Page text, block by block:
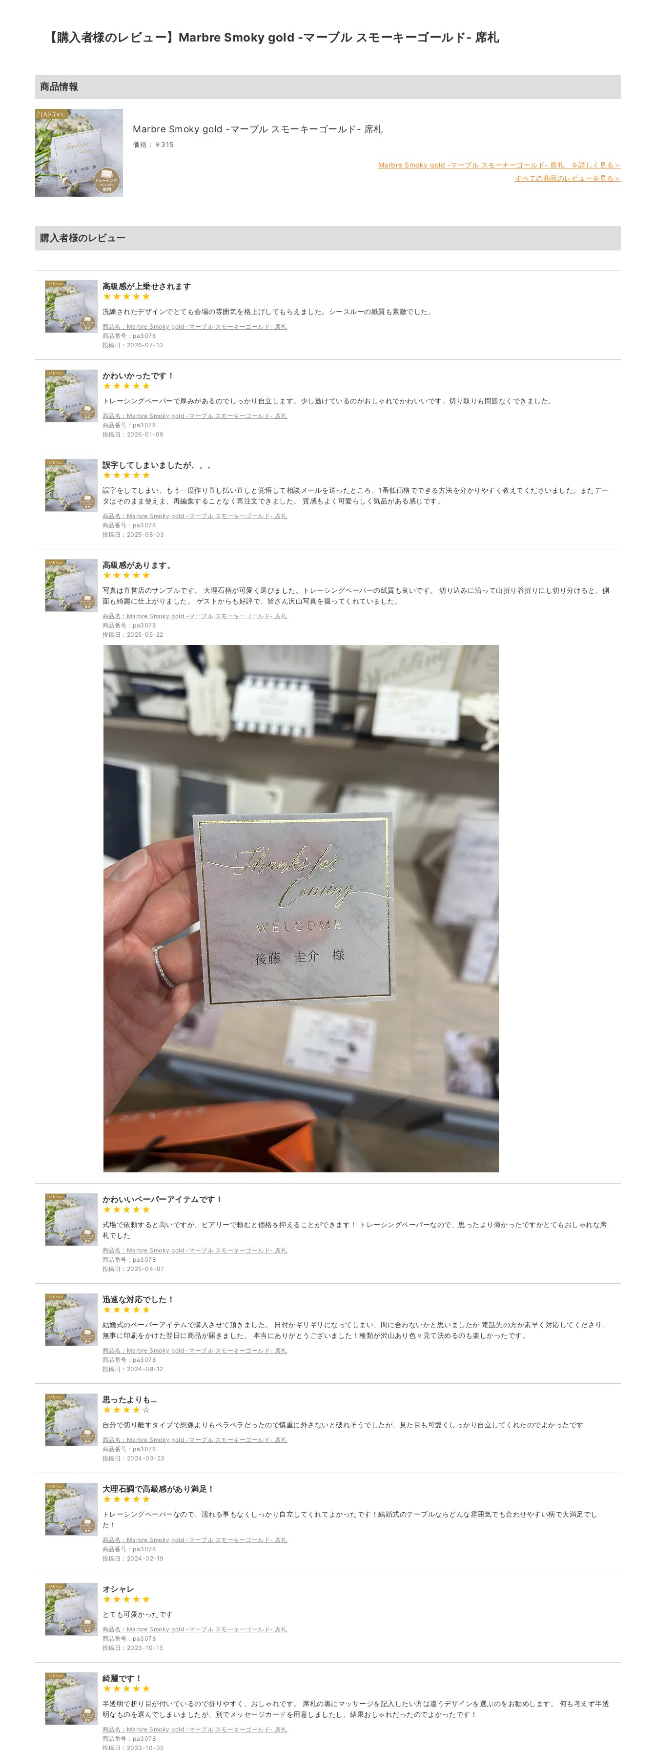
【購入者様のレビュー】 Marbre Smoky gold -マーブル スモーキーゴールド- 席札
商品情報
Marbre Smoky gold -マーブル スモーキーゴールド- 席札
価格：￥315
Marbre Smoky gold -マーブル スモーキーゴールド- 席札 を詳しく見る＞
すべての商品のレビューを見る＞
購入者様のレビュー
高級感が上乗せされます
洗練されたデザインでとても会場の雰囲気を格上げしてもらえました。シースルーの紙質も素敵でした。
商品名：Marbre Smoky gold -マーブル スモーキーゴールド- 席札
商品番号：pa3078
投稿日：2026-07-10
かわいかったです！
トレーシングペーパーで厚みがあるのでしっかり自立します。少し透けているのがおしゃれでかわいいです。切り取りも問題なくできました。
商品名：Marbre Smoky gold -マーブル スモーキーゴールド- 席札
商品番号：pa3078
投稿日：2026-01-09
誤字してしまいましたが、、、
誤字をしてしまい、もう一度作り直し払い直しと覚悟して相談メールを送ったところ、1番低価格でできる方法を分かりやすく教えてくださいました。またデー
タはそのまま使えま、再編集することなく再注文できました。 質感もよく可愛らしく気品がある感じです。
商品名：Marbre Smoky gold -マーブル スモーキーゴールド- 席札
商品番号：pa3078
投稿日：2025-08-03
高級感があります。
写真は直営店のサンプルです。 大理石柄が可愛く選びました。トレーシングペーパーの紙質も良いです。 切り込みに沿って山折り谷折りにし切り分けると、側
面も綺麗に仕上がりました。 ゲストからも好評で、皆さん沢山写真を撮ってくれていました。
商品名：Marbre Smoky gold -マーブル スモーキーゴールド- 席札
商品番号：pa3078
投稿日：2025-05-22
かわいいペーパーアイテムです！
式場で依頼すると高いですが、ピアリーで頼むと価格を抑えることができます！ トレーシングペーパーなので、思ったより薄かったですがとてもおしゃれな席
札でした
商品名：Marbre Smoky gold -マーブル スモーキーゴールド- 席札
商品番号：pa3078
投稿日：2025-04-07
迅速な対応でした！
結婚式のペーパーアイテムで購入させて頂きました。 日付がギリギリになってしまい、間に合わないかと思いましたが 電話先の方が素早く対応してくださり、
無事に印刷をかけた翌日に商品が届きました。 本当にありがとうございました！種類が沢山あり色々見て決めるのも楽しかったです。
商品名：Marbre Smoky gold -マーブル スモーキーゴールド- 席札
商品番号：pa3078
投稿日：2024-08-12
思ったよりも…
自分で切り離すタイプで想像よりもペラペラだったので慎重に外さないと破れそうでしたが、見た目も可愛くしっかり自立してくれたのでよかったです
商品名：Marbre Smoky gold -マーブル スモーキーゴールド- 席札
商品番号：pa3078
投稿日：2024-03-23
大理石調で高級感があり満足！
トレーシングペーパーなので、濡れる事もなくしっかり自立してくれてよかったです！結婚式のテーブルならどんな雰囲気でも合わせやすい柄で大満足でし
た！
商品名：Marbre Smoky gold -マーブル スモーキーゴールド- 席札
商品番号：pa3078
投稿日：2024-02-19
オシャレ
とても可愛かったです
商品名：Marbre Smoky gold -マーブル スモーキーゴールド- 席札
商品番号：pa3078
投稿日：2023-10-13
綺麗です！
半透明で折り目が付いているので折りやすく、おしゃれです。 席札の裏にマッサージを記入したい方は違うデザインを選ぶのをお勧めします。 何も考えず半透
明なものを選んでしまいましたが、別でメッセージカードを用意しましたし、結果おしゃれだったのでよかったです！
商品名：Marbre Smoky gold -マーブル スモーキーゴールド- 席札
商品番号：pa3078
投稿日：2023-10-05